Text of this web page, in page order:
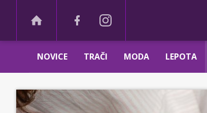
NOVICE TRAČI MODA LEPOTA